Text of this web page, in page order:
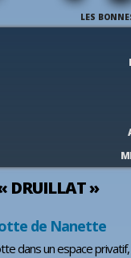
LES
DRUILLAT »
de Nanette
dans un espace